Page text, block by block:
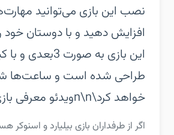
نصب این بازی می‌توانید
افزایش دهید و با دوستان خود
این بازی به صورت
طراحی شده است و ساعت‌ها
خواهد کرد\n\nویدئو معرفی بازی
‏‏اگر از طرفداران بازی بیلیارد و